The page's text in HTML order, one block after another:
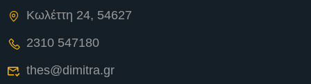
Κωλέττη 24, 54627
2310 547180
thes@dimitra.gr